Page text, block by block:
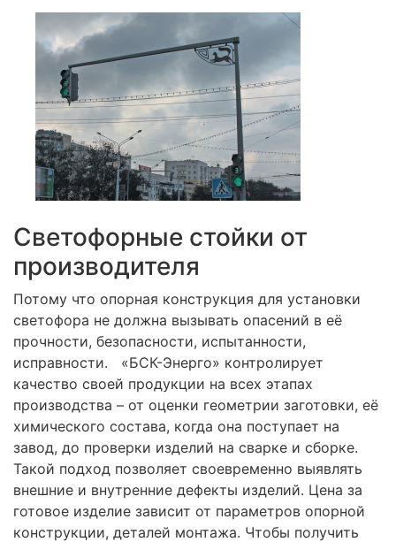
Светофорные стойки от
производителя
Потому что опорная конструкция для установки
светофора не должна вызывать опасений в её
прочности, безопасности, испытанности,
исправности. «БСК-Энерго» контролирует
качество своей продукции на всех этапах
производства – от оценки геометрии заготовки, её
химического состава, когда она поступает на
завод, до проверки изделий на сварке и сборке.
Такой подход позволяет своевременно выявлять
внешние и внутренние дефекты изделий. Цена за
готовое изделие зависит от параметров опорной
конструкции, деталей монтажа. Чтобы получить